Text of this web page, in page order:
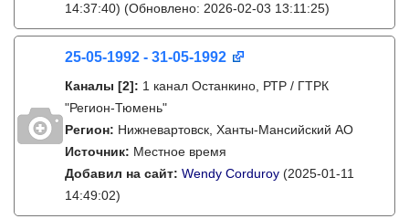
14:37:40) (Обновлено: 2026-02-03 13:11:25)
25-05-1992 - 31-05-1992
Каналы [2]: 1 канал Останкино, РТР / ГТРК
"Регион-Тюмень"
Регион: Нижневартовск, Ханты-Мансийский АО
Источник: Местное время
Добавил на сайт: Wendy Corduroy (2025-01-11
14:49:02)